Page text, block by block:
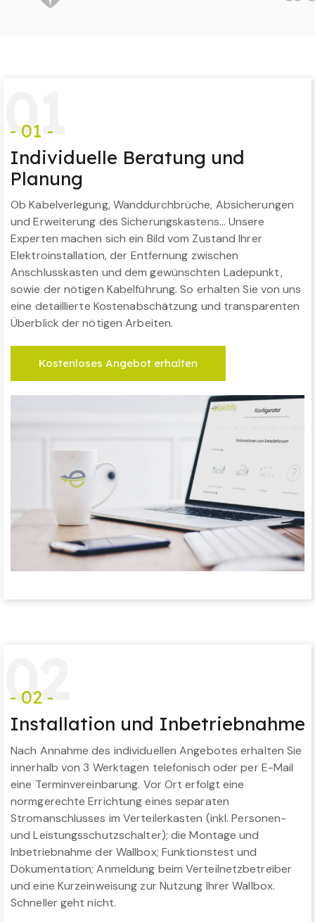
01
- 01 -
Individuelle Beratung und
Planung
Ob Kabelverlegung, Wanddurchbrüche, Absicherungen
und Erweiterung des Sicherungskastens… Unsere
Experten machen sich ein Bild vom Zustand Ihrer
Elektroinstallation, der Entfernung zwischen
Anschlusskasten und dem gewünschten Ladepunkt,
sowie der nötigen Kabelführung. So erhalten Sie von uns
eine detaillierte Kostenabschätzung und transparenten
Überblick der nötigen Arbeiten.
Kostenloses Angebot erhalten
02
- 02 -
Installation und Inbetriebnahme
Nach Annahme des individuellen Angebotes erhalten Sie
innerhalb von 3 Werktagen telefonisch oder per E-Mail
eine Terminvereinbarung. Vor Ort erfolgt eine
normgerechte Errichtung eines separaten
Stromanschlusses im Verteilerkasten (inkl. Personen-
und Leistungsschutzschalter); die Montage und
Inbetriebnahme der Wallbox; Funktionstest und
Dokumentation; Anmeldung beim Verteilnetzbetreiber
und eine Kurzeinweisung zur Nutzung Ihrer Wallbox.
Schneller geht nicht.